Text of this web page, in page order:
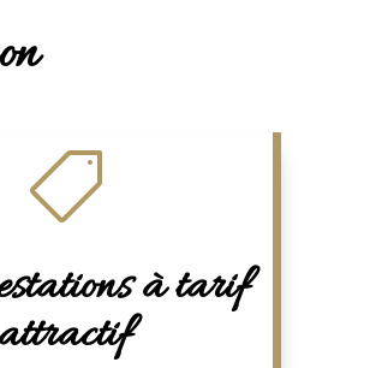

à tarif
attractif